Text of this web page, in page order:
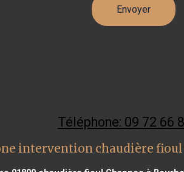
Téléphone: 09 72 66
intervention chaudière